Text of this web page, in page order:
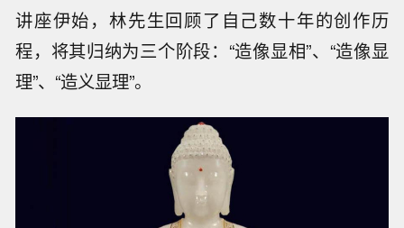
讲座伊始，林先生回顾了自己数十年的创作历
程，将其归纳为三个阶段：“造像显相”、“造像显
理”、“造义显理”。